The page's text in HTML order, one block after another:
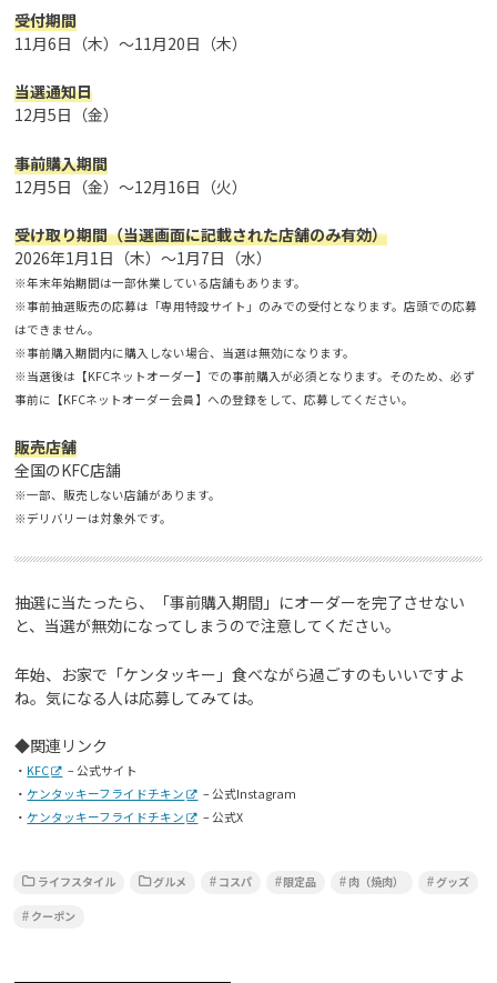
受付期間
11月6日（木）～11月20日（木）
当選通知日
12月5日（金）
事前購入期間
12月5日（金）～12月16日（火）
受け取り期間（当選画面に記載された店舗のみ有効）
2026年1月1日（木）～1月7日（水）
※年末年始期間は一部休業している店舗もあります。
※事前抽選販売の応募は「専用特設サイト」のみでの受付となります。店頭での応募
はできません。
※事前購入期間内に購入しない場合、当選は無効になります。
※当選後は【KFCネットオーダー】での事前購入が必須となります。そのため、必ず
事前に【KFCネットオーダー会員】への登録をして、応募してください。
販売店舗
全国のKFC店舗
※一部、販売しない店舗があります。
※デリバリーは対象外です。
抽選に当たったら、「事前購入期間」にオーダーを完了させない
と、当選が無効になってしまうので注意してください。
年始、お家で「ケンタッキー」食べながら過ごすのもいいですよ
ね。気になる人は応募してみては。
◆関連リンク
・ KFC
– 公式サイト
・ ケンタッキーフライドチキン
– 公式Instagram
・ ケンタッキーフライドチキン – 公式X
ライフスタイル グルメ コスパ 限定品 肉（焼肉） グッズ
クーポン